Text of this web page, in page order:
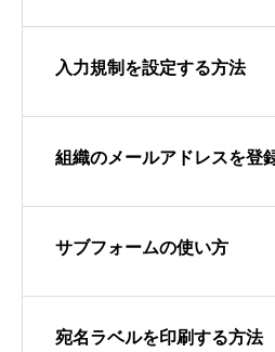
入力規制を設定する方法
組織のメールアドレスを登
サブフォームの使い方
宛名ラベルを印刷する方法